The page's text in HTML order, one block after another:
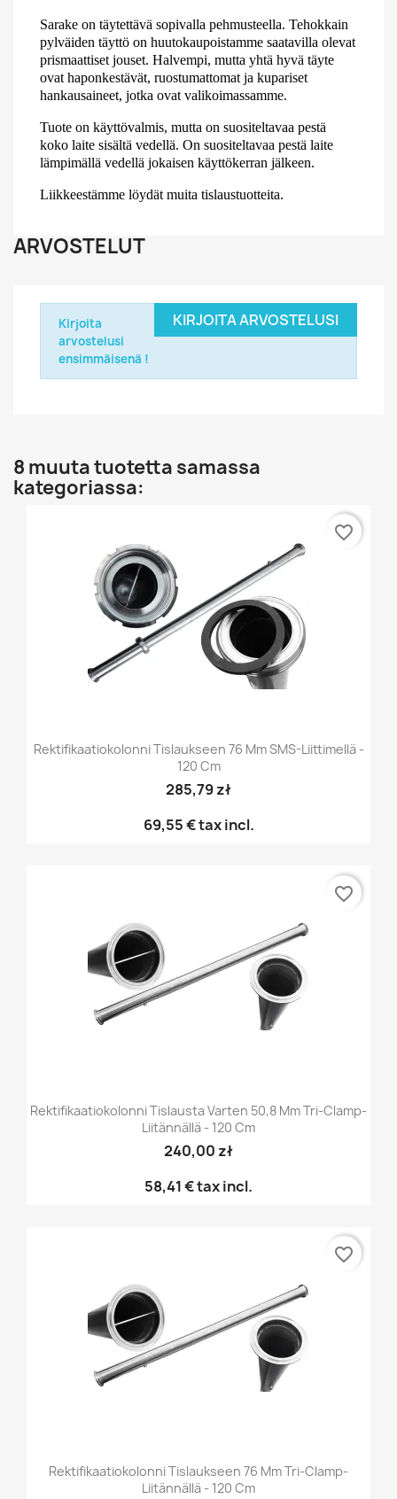
Sarake on täytettävä sopivalla pehmusteella. Tehokkain
pylväiden täyttö on huutokaupoistamme saatavilla olevat
prismaattiset jouset. Halvempi, mutta yhtä hyvä täyte
ovat haponkestävät, ruostumattomat ja kupariset
hankausaineet, jotka ovat valikoimassamme.
Tuote on käyttövalmis, mutta on suositeltavaa pestä
koko laite sisältä vedellä. On suositeltavaa pestä laite
lämpimällä vedellä jokaisen käyttökerran jälkeen.
Liikkeestämme löydät muita tislaustuotteita.
ARVOSTELUT
KIRJOITA ARVOSTELUSI
Kirjoita
arvostelusi
ensimmäisenä !
8 muuta tuotetta samassa
kategoriassa:
Rektifikaatiokolonni Tislaukseen 76 Mm SMS-Liittimellä -
120 Cm
285,79 zł
69,55 €tax incl.
favorite_border
Rektifikaatiokolonni Tislausta Varten 50,8 Mm Tri-Clamp-
Liitännällä - 120 Cm
240,00 zł
58,41 €tax incl.
favorite_border
Rektifikaatiokolonni Tislaukseen 76 Mm Tri-Clamp-
Liitännällä - 120 Cm
favorite_border